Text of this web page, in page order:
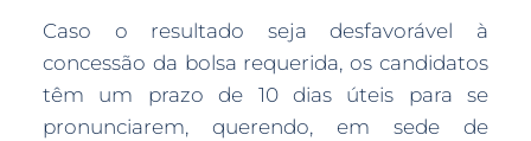
Caso o resultado seja desfavorável à
concessão da bolsa requerida, os candidatos
têm um prazo de 10 dias úteis para se
pronunciarem, querendo, em sede de